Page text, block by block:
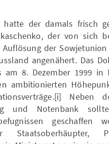
der damals frisch
der von sich
der
angenähert. Das
am 8. Dezember 1999 in
ambitionierten
Neben
und Notenbank
geschaffen